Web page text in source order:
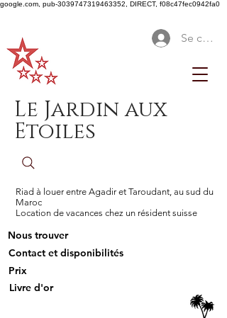
google.com, pub-3039747319463352, DIRECT, f08c47fec0942fa0
Se
Le Jardin aux
Etoiles
Riad à louer entre Agadir et Taroudant, au sud du
Maroc
Location de vacances chez un résident suisse
Nous trouver
Contact et disponibilités
Prix
Livre d'or